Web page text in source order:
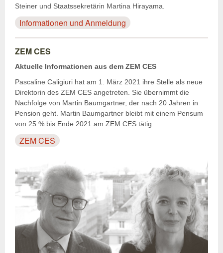
Steiner und Staatssekretärin Martina Hirayama.
Informationen und Anmeldung
ZEM CES
Aktuelle Informationen aus dem ZEM CES
Pascaline Caligiuri hat am 1. März 2021 ihre Stelle als neue
Direktorin des ZEM CES angetreten. Sie übernimmt die
Nachfolge von Martin Baumgartner, der nach 20 Jahren in
Pension geht. Martin Baumgartner bleibt mit einem Pensum
von 25 % bis Ende 2021 am ZEM CES tätig.
ZEM CES